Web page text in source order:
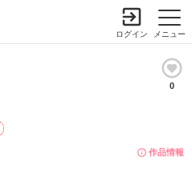
メニュー
ログイン
0
作品情報